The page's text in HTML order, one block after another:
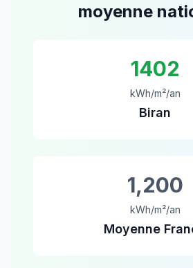
moyenne
1402
kWh/m²/an
Biran
1,200
kWh/m²/an
Moyenne